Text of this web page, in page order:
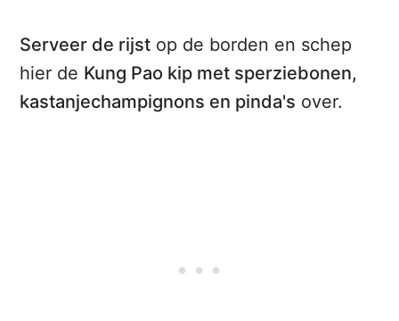
Serveer de rijst op de borden en schep
hier de Kung Pao kip met sperziebonen,
kastanjechampignons en pinda's over.